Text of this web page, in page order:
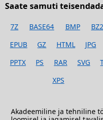
Saate samuti
7Z BASE64 BMP BZ2
EPUB
GZ HTML JPG
PPTX
PS RAR SVG
XPS
Akadeemiline ja tehniline